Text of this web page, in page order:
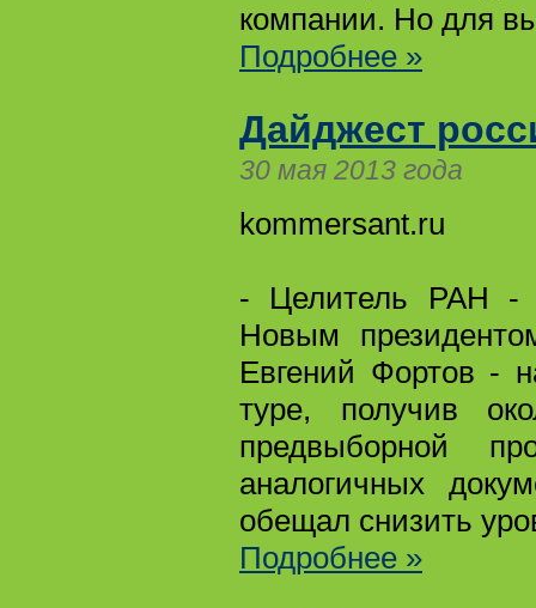
компании. Но для
Подробнее »
Дайджест
30 мая 2013 года
kommersant.ru
- Целитель РАН -
Новым
Евгений Фортов -
туре, получив
предвыборной
аналогичных
обещал снизить
Подробнее »